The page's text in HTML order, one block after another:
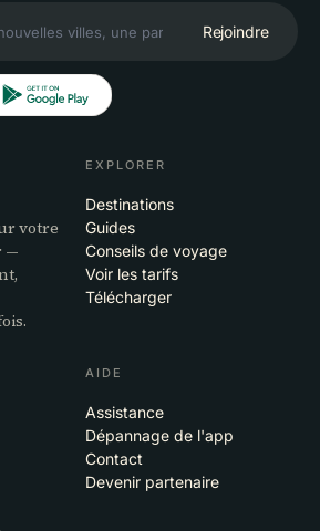
Rejoindre
votre
—
EXPLORER
Destinations
Guides
Conseils de voyage
Voir les tarifs
Télécharger
AIDE
Assistance
Dépannage de l'app
Contact
Devenir partenaire